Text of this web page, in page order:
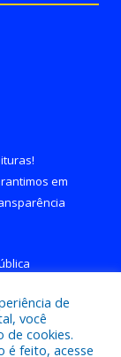
!
em
de
você
de cookies.
é feito, acesse